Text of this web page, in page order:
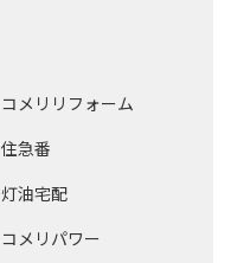
コメリリフォーム
住急番
灯油宅配
コメリパワー